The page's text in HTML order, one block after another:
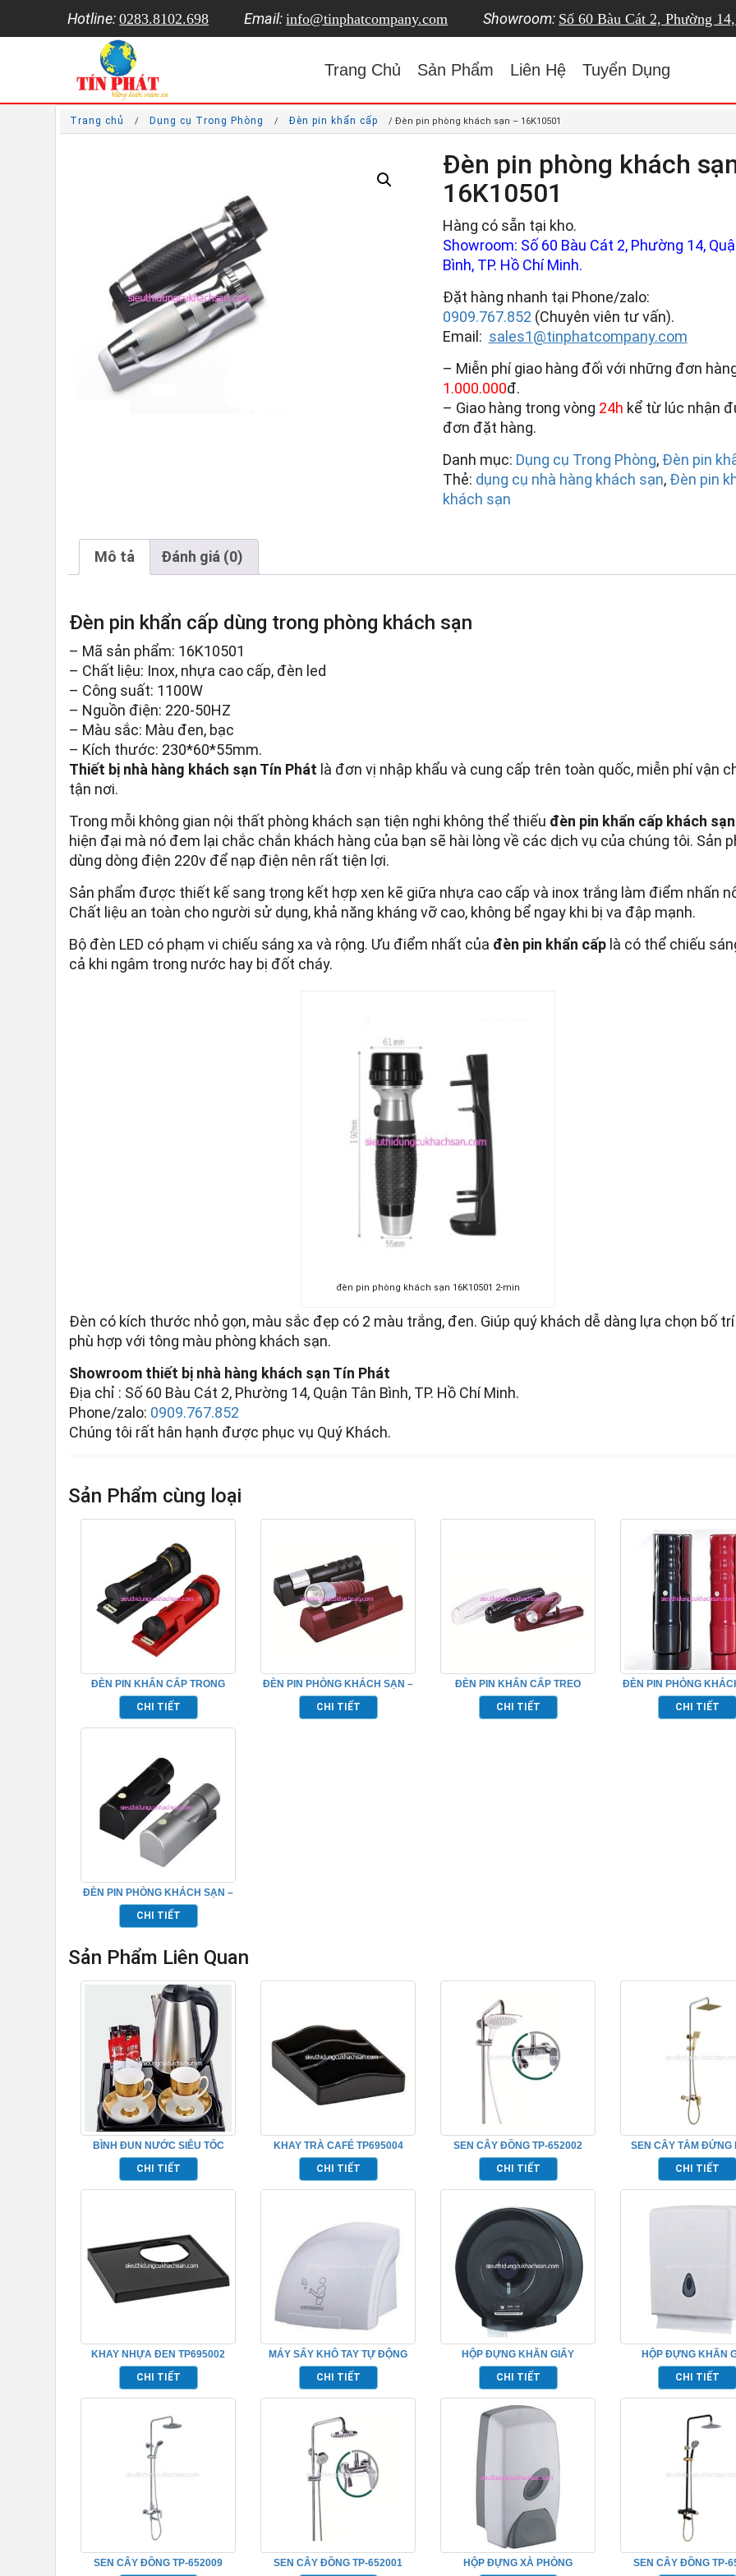
Hotline: 0283.8102.698 Email: info@tinphatcompany.com Showroom: Số 60 Bàu Cát 2, Phường
Trang Chủ Sản Phẩm Liên Hệ Tuyển Dụng
Trang chủ / Dụng cụ Trong Phòng / Đèn pin khẩn cấp / Đèn pin phòng khách sạn – 16K10501
Đèn pin phòng khách
16K10501
Hàng có sẵn tại kho.
Showroom: Số 60 Bàu Cát 2, Phường 14,
Bình, TP. Hồ Chí Minh.
Đặt hàng nhanh tại Phone/zalo:
0909.767.852 (Chuyên viên tư vấn).
Email: sales1@tinphatcompany.com
– Miễn phí giao hàng đối với những đơn
1.000.000đ.
– Giao hàng trong vòng 24h kể từ lúc nhận
đơn đặt hàng.
Danh mục: Dụng cụ Trong Phòng, Đèn pin
Thẻ: dụng cụ nhà hàng khách sạn, Đèn pin
khách sạn
Mô tả Đánh giá (0)
Đèn pin khẩn cấp dùng trong phòng khách sạn
– Mã sản phẩm: 16K10501
– Chất liệu: Inox, nhựa cao cấp, đèn led
– Công suất: 1100W
– Nguồn điện: 220-50HZ
– Màu sắc: Màu đen, bạc
– Kích thước: 230*60*55mm.
Thiết bị nhà hàng khách sạn Tín Phát là đơn vị nhập khẩu và cung cấp trên toàn quốc, miễn phí vận
tận nơi.
Trong mỗi không gian nội thất phòng khách sạn tiện nghi không thể thiếu đèn pin khẩn cấp khách sạn
hiện đại mà nó đem lại chắc chắn khách hàng của bạn sẽ hài lòng về các dịch vụ của chúng tôi. Sản
dùng dòng điện 220v để nạp điện nên rất tiện lợi.
Sản phẩm được thiết kế sang trọng kết hợp xen kẽ giữa nhựa cao cấp và inox trắng làm điểm nhấn
Chất liệu an toàn cho người sử dụng, khả năng kháng vỡ cao, không bể ngay khi bị va đập mạnh.
Bộ đèn LED có phạm vi chiếu sáng xa và rộng. Ưu điểm nhất của đèn pin khẩn cấp là có thể chiếu
cả khi ngâm trong nước hay bị đốt cháy.
đèn pin phòng khách sạn 16K10501 2-min
Đèn có kích thước nhỏ gọn, màu sắc đẹp có 2 màu trắng, đen. Giúp quý khách dễ dàng lựa chọn bố
phù hợp với tông màu phòng khách sạn.
Showroom thiết bị nhà hàng khách sạn Tín Phát
Địa chỉ : Số 60 Bàu Cát 2, Phường 14, Quận Tân Bình, TP. Hồ Chí Minh.
Phone/zalo: 0909.767.852
Chúng tôi rất hân hạnh được phục vụ Quý Khách.
Sản Phẩm cùng loại
ĐÈN PIN KHẨN CẤP TRONG
PHÒNG KHÁCH SẠN –
16K10503
CHI TIẾT
ĐÈN PIN PHÒNG KHÁCH SẠN –
16K10505
CHI TIẾT
ĐÈN PIN KHẨN CẤP TREO
TƯỜNG – 16K10506
CHI TIẾT
ĐÈN PIN PHÒNG
16K10509
CHI TIẾT
ĐÈN PIN PHÒNG KHÁCH SẠN –
16K10507
CHI TIẾT
Sản Phẩm Liên Quan
BÌNH ĐUN NƯỚC SIÊU TỐC
TP695001
CHI TIẾT
KHAY TRÀ CAFÉ TP695004
CHI TIẾT
SEN CÂY ĐỒNG TP-652002
CHI TIẾT
SEN CÂY TẮM ĐỨNG
ĐỒNG MẠ VÀNG –
CHI TIẾT
KHAY NHỰA ĐEN TP695002
CHI TIẾT
MÁY SẤY KHÔ TAY TỰ ĐỘNG
TP695160
CHI TIẾT
HỘP ĐỰNG KHĂN GIẤY
TP695154
CHI TIẾT
HỘP ĐỰNG KHĂN
TP695159
CHI TIẾT
SEN CÂY ĐỒNG TP-652009 SEN CÂY ĐỒNG TP-652001
HỘP ĐỰNG XÀ PHÒNG
SEN CÂY ĐỒNG TP-